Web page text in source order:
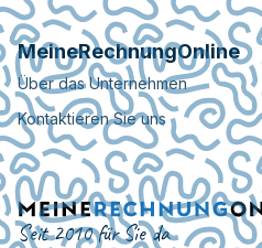
MeineRechnungOnline
Über das Unternehmen
Kontaktieren Sie uns
Seit 2010 für Sie da